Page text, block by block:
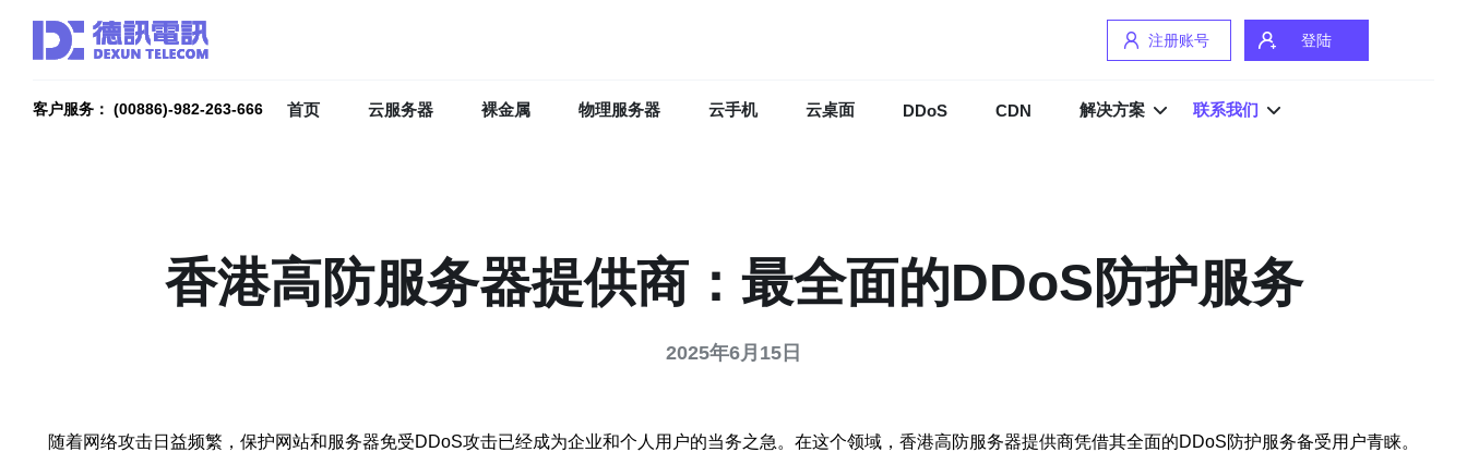
注册账号 登陆
客户服务： (00886)-982-263-666 首页 云服务器 裸金属 物理服务器 云手机 云桌面 DDoS CDN 解决方案 联系我们
香港高防服务器提供商：最全面的DDoS防护服务
2025年6月15日
随着网络攻击日益频繁，保护网站和服务器免受DDoS攻击已经成为企业和个人用户的当务之急。在这个领域，香港高防服务器提供商凭借其全面的DDoS防护服务备受用户青睐。